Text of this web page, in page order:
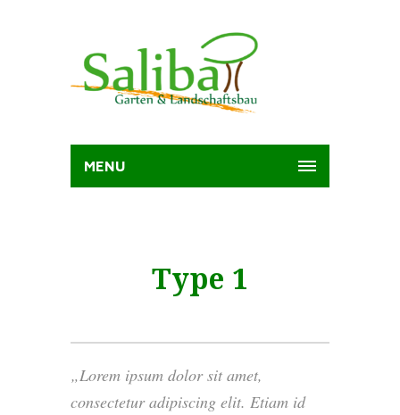
MENU
Type 1
Lorem ipsum dolor sit amet,
consectetur adipiscing elit. Etiam id